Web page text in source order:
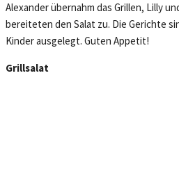
Alexander übernahm das Grillen, Lilly
bereiteten den Salat zu. Die Gerichte
Kinder ausgelegt. Guten Appetit!
Grillsalat